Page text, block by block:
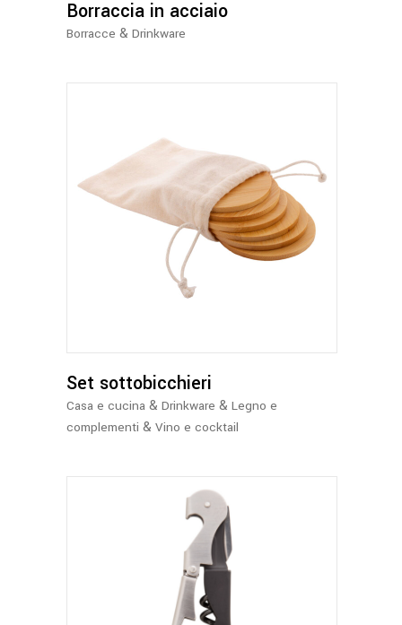
possono
Borraccia in acciaio
Borracce & Drinkware
Set sottobicchieri
Casa e cucina & Drinkware & Legno e
complementi & Vino e cocktail